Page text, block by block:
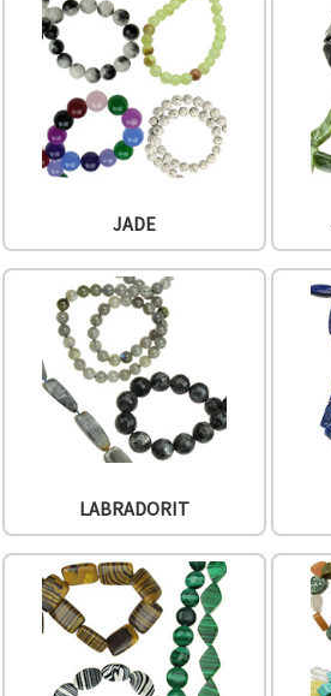
JADE
LABRADORIT